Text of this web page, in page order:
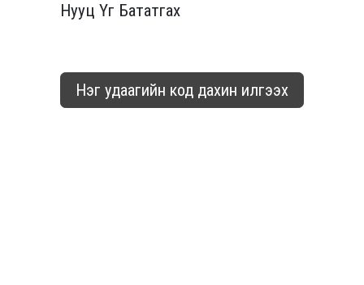
Нууц Үг Бататгах
Нэг удаагийн код дахин илгээх